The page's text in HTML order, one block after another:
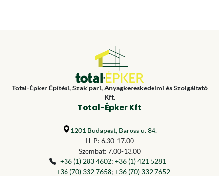
Total-Épker Építési, Szakipari, Anyagkereskedelmi és Szolgáltató
Kft.
Total-Épker Kft
1201 Budapest, Baross u. 84.
H-P: 6.30-17.00
Szombat: 7.00-13.00
+36 (1) 283 4602; +36 (1) 421 5281
+36 (70) 332 7658; +36 (70) 332 7652